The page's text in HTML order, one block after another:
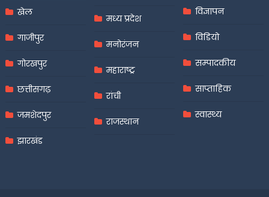
खेल
गाजीपुर
गोरखपुर
छत्तीसगढ़
जमशेदपुर
झारखंड
मध्य प्रदेश
मनोरंजन
महाराष्ट्र
रांची
राजस्थान
विज्ञापन
विडियो
सम्पादकीय
साप्ताहिक
स्वास्थ्य